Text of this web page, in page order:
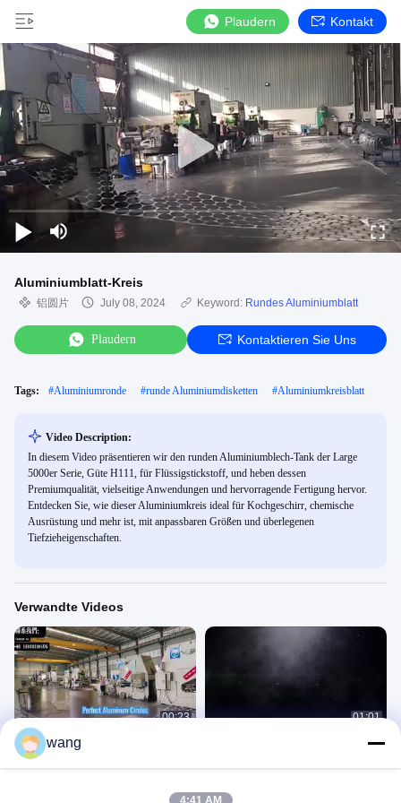
Plaudern Kontakt
Aluminiumblatt-Kreis
铝圆片 July 08, 2024 Keyword: Rundes Aluminiumblatt
Plaudern Kontaktieren Sie Uns
Tags: #Aluminiumronde #runde Aluminiumdisketten #Aluminiumkreisblatt
Video Description:
In diesem Video präsentieren wir den runden Aluminiumblech-Tank der Large
5000er Serie, Güte H111, für Flüssigstickstoff, und heben dessen
Premiumqualität, vielseitige Anwendungen und hervorragende Fertigung hervor.
Entdecken Sie, wie dieser Aluminiumkreis ideal für Kochgeschirr, chemische
Ausrüstung und mehr ist, mit anpassbaren Größen und überlegenen
Tiefzieheigenschaften.
Verwandte Videos
00:23
Aluminiumkreise
铝圆片
01:01
wang
4:41 AM